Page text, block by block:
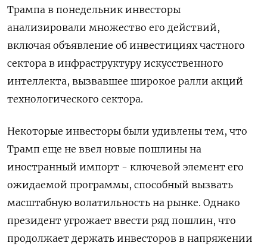
Трампа в понедельник инвесторы
анализировали множество его действий,
включая объявление об инвестициях частного
сектора в инфраструктуру искусственного
интеллекта, вызвавшее широкое ралли акций
технологического сектора.
Некоторые инвесторы были удивлены тем, что
Трамп еще не ввел новые пошлины на
иностранный импорт - ключевой элемент его
ожидаемой программы, способный вызвать
масштабную волатильность на рынке. Однако
президент угрожает ввести ряд пошлин, что
продолжает держать инвесторов в напряжении